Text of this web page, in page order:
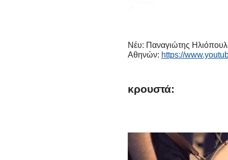
Νέυ: Παναγιώτης
Αθηνών: https://
κρουστά: